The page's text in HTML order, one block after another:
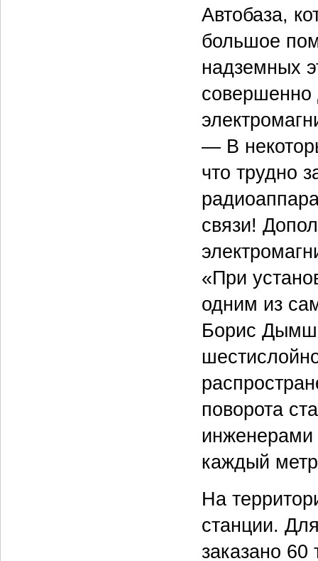
Автобаза,
большое
надземных
совершенно
— В
что трудно
связи!
«При
одним из
Борис
поворота
инженерами
каждый
На
станции.
заказано